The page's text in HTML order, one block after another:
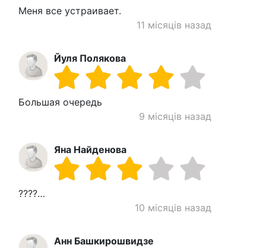
Меня все устраивает.
11 місяців назад
Йуля Полякова
Большая очередь
9 місяців назад
Яна Найденова
????…
10 місяців назад
Анн Башкирошвидзе